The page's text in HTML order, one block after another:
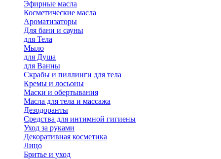
Эфирные масла
Косметические масла
Ароматизаторы
Для бани и сауны
для Тела
Мыло
для Душа
для Ванны
Скрабы и пиллинги для тела
Кремы и лосьоны
Маски и обертывания
Масла для тела и массажа
Дезодоранты
Средства для интимной гигиены
Уход за руками
Декоративная косметика
Лицо
Бритье и уход